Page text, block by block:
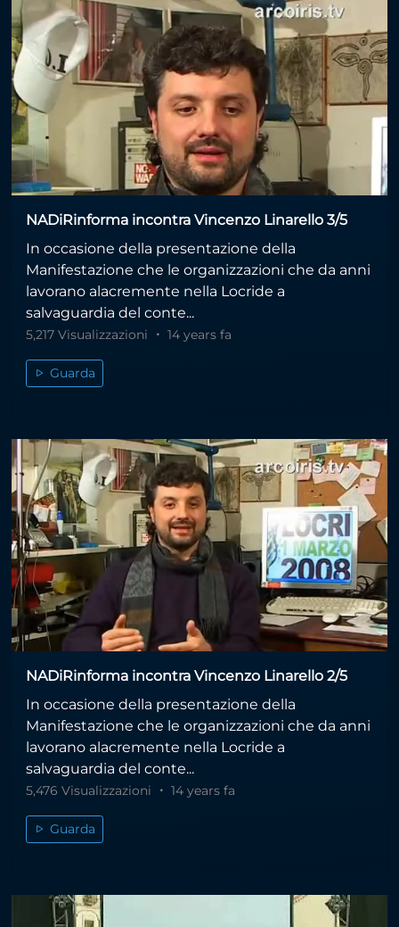
NADiRinforma incontra Vincenzo Linarello 3/5
In occasione della presentazione della
Manifestazione che le organizzazioni che da anni
lavorano alacremente nella Locride a
salvaguardia del conte...
5,217 Visualizzazioni 14 years fa
Guarda
NADiRinforma incontra Vincenzo Linarello 2/5
In occasione della presentazione della
Manifestazione che le organizzazioni che da anni
lavorano alacremente nella Locride a
salvaguardia del conte...
5,476 Visualizzazioni 14 years fa
Guarda